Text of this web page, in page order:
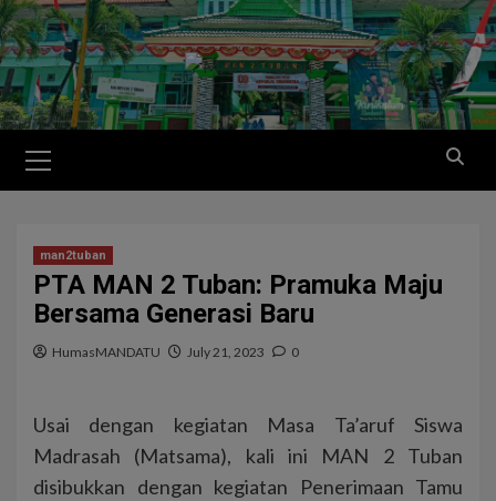
man2tuban
PTA MAN 2 Tuban: Pramuka Maju
Bersama Generasi Baru
HumasMANDATU July 21, 2023 0
Usai dengan kegiatan Masa Ta’aruf Siswa
Madrasah (Matsama), kali ini MAN 2 Tuban
disibukkan dengan kegiatan Penerimaan Tamu